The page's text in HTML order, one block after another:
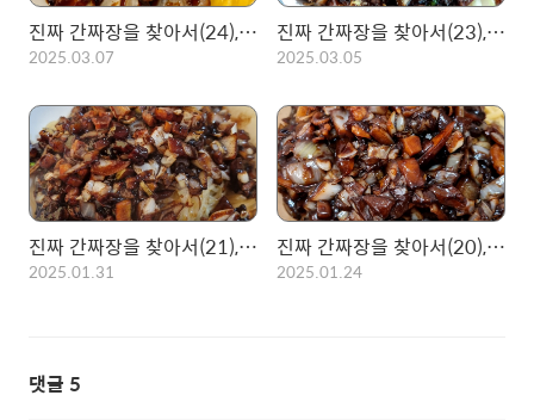
진짜 간짜장을 찾아서(24), 마포를 대표하는 노포 중국집 복성각 본점
2025.03.07
진짜 간짜장을 찾아서(23), 간짜장의 성지 마포 신성각! 평일 오픈런도 줄서먹는 찐 성지
2025.03.05
진짜 간짜장을 찾아서(21), 천호동 노포 대성원 간짜장
2025.01.31
진짜 간짜장을 찾아서(20), 간짜장 매니아들의 성지! 성남 의천각!
2025.01.24
댓글 5